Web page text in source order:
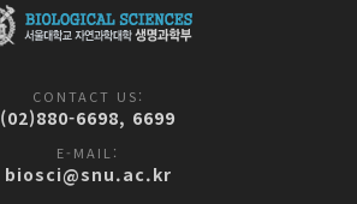
CONTACT US:
(02)880-6698, 6699
E-MAIL:
biosci@snu.ac.kr